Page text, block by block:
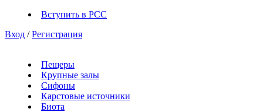
Вступить в РСС
Вход / Регистрация
Пещеры
Крупные залы
Сифоны
Карстовые источники
Биота